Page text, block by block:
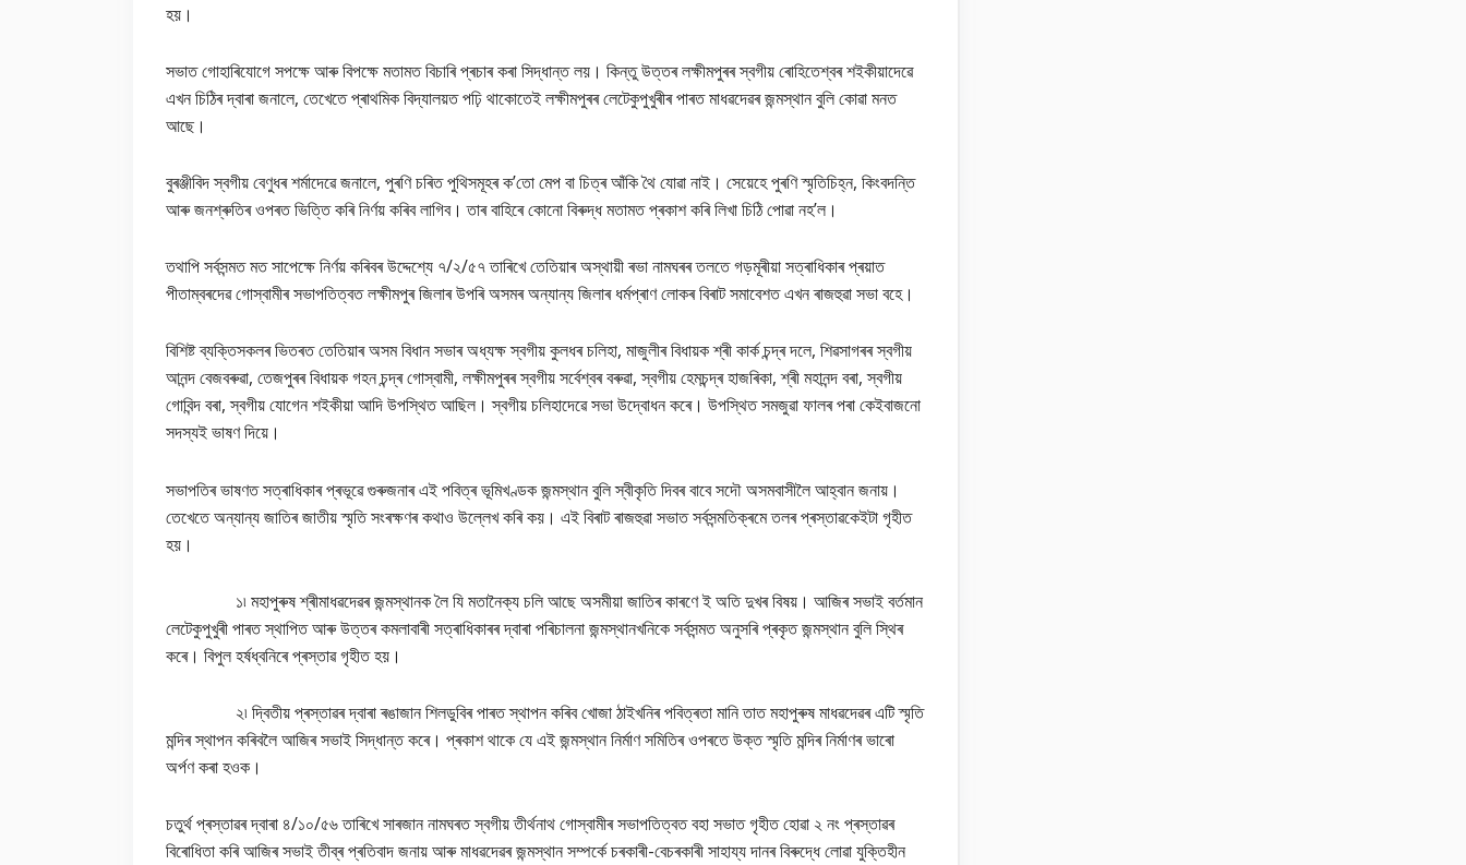
হয়।
সভাত গোহাৰিযোগে সপক্ষে আৰু বিপক্ষে মতামত বিচাৰি প্ৰচাৰ কৰা সিদ্ধান্ত লয়। কিন্তু উত্তৰ লক্ষীমপুৰৰ স্বগীয় ৰোহিতেশ্বৰ শইকীয়াদেৱে
এখন চিঠিৰ দ্বাৰা জনালে, তেখেতে প্ৰাথমিক বিদ্যালয়ত পঢ়ি থাকোতেই লক্ষীমপুৰৰ লেটেকুপুখুৰীৰ পাৰত মাধৱদেৱৰ জন্মস্থান বুলি কোৱা মনত
আছে।
বুৰঞ্জীবিদ স্বগীয় বেণুধৰ শৰ্মাদেৱে জনালে, পুৰণি চৰিত পুথিসমূহৰ ক’তো মেপ বা চিত্ৰ আঁকি থৈ যোৱা নাই। সেয়েহে পুৰণি স্মৃতিচিহ্ন, কিংবদন্তি
আৰু জনশ্ৰুতিৰ ওপৰত ভিত্তি কৰি নিৰ্ণয় কৰিব লাগিব। তাৰ বাহিৰে কোনো বিৰুদ্ধ মতামত প্ৰকাশ কৰি লিখা চিঠি পোৱা নহ’ল।
তথাপি সৰ্বসন্মত মত সাপেক্ষে নিৰ্ণয় কৰিবৰ উদ্দেশ্যে ৭/২/৫৭ তাৰিখে তেতিয়াৰ অস্থায়ী ৰভা নামঘৰৰ তলতে গড়মূৰীয়া সত্ৰাধিকাৰ প্ৰয়াত
পীতাম্বৰদেৱ গোস্বামীৰ সভাপতিত্বত লক্ষীমপুৰ জিলাৰ উপৰি অসমৰ অন্যান্য জিলাৰ ধৰ্মপ্ৰাণ লোকৰ বিৰাট সমাবেশত এখন ৰাজহুৱা সভা বহে।
বিশিষ্ট ব্যক্তিসকলৰ ভিতৰত তেতিয়াৰ অসম বিধান সভাৰ অধ্যক্ষ স্বগীয় কুলধৰ চলিহা, মাজুলীৰ বিধায়ক শ্ৰী কাৰ্ক চন্দ্ৰ দলে, শিৱসাগৰৰ স্বগীয়
আনন্দ বেজবৰুৱা, তেজপুৰৰ বিধায়ক গহন চন্দ্ৰ গোস্বামী, লক্ষীমপুৰৰ স্বগীয় সৰ্বেশ্বৰ বৰুৱা, স্বগীয় হেমচন্দ্ৰ হাজৰিকা, শ্ৰী মহানন্দ বৰা, স্বগীয়
গোবিন্দ বৰা, স্বগীয় যোগেন শইকীয়া আদি উপস্থিত আছিল। স্বগীয় চলিহাদেৱে সভা উদ্বোধন কৰে। উপস্থিত সমজুৱা ফালৰ পৰা কেইবাজনো
সদস্যই ভাষণ দিয়ে।
সভাপতিৰ ভাষণত সত্ৰাধিকাৰ প্ৰভূৱে গুৰুজনাৰ এই পবিত্ৰ ভূমিখণ্ডক জন্মস্থান বুলি স্বীকৃতি দিবৰ বাবে সদৌ অসমবাসীলৈ আহ্বান জনায়।
তেখেতে অন্যান্য জাতিৰ জাতীয় স্মৃতি সংৰক্ষণৰ কথাও উল্লেখ কৰি কয়। এই বিৰাট ৰাজহুৱা সভাত সৰ্বসন্মতিক্ৰমে তলৰ প্ৰস্তাৱকেইটা গৃহীত
হয়।
১৷ মহাপুৰুষ শ্ৰীমাধৱদেৱৰ জন্মস্থানক লৈ যি মতানৈক্য চলি আছে অসমীয়া জাতিৰ কাৰণে ই অতি দুখৰ বিষয়। আজিৰ সভাই বৰ্তমান
লেটেকুপুখুৰী পাৰত স্থাপিত আৰু উত্তৰ কমলাবাৰী সত্ৰাধিকাৰৰ দ্বাৰা পৰিচালনা জন্মস্থানখনিকে সৰ্বসন্মত অনুসৰি প্ৰকৃত জন্মস্থান বুলি স্থিৰ
কৰে। বিপুল হৰ্ষধ্বনিৰে প্ৰস্তাৱ গৃহীত হয়।
২৷ দ্বিতীয় প্ৰস্তাৱৰ দ্বাৰা ৰঙাজান শিলডুবিৰ পাৰত স্থাপন কৰিব খোজা ঠাইখনিৰ পবিত্ৰতা মানি তাত মহাপুৰুষ মাধৱদেৱৰ এটি স্মৃতি
মন্দিৰ স্থাপন কৰিবলৈ আজিৰ সভাই সিদ্ধান্ত কৰে। প্ৰকাশ থাকে যে এই জন্মস্থান নিৰ্মাণ সমিতিৰ ওপৰতে উক্ত স্মৃতি মন্দিৰ নিৰ্মাণৰ ভাৰো
অৰ্পণ কৰা হওক।
চতুৰ্থ প্ৰস্তাৱৰ দ্বাৰা ৪/১০/৫৬ তাৰিখে সাৰজান নামঘৰত স্বগীয় তীৰ্থনাথ গোস্বামীৰ সভাপতিত্বত বহা সভাত গৃহীত হোৱা ২ নং প্ৰস্তাৱৰ
বিৰোধিতা কৰি আজিৰ সভাই তীব্ৰ প্ৰতিবাদ জনায় আৰু মাধৱদেৱৰ জন্মস্থান সম্পৰ্কে চৰকাৰী-বেচৰকাৰী সাহায্য দানৰ বিৰুদ্ধে লোৱা যুক্তিহীন